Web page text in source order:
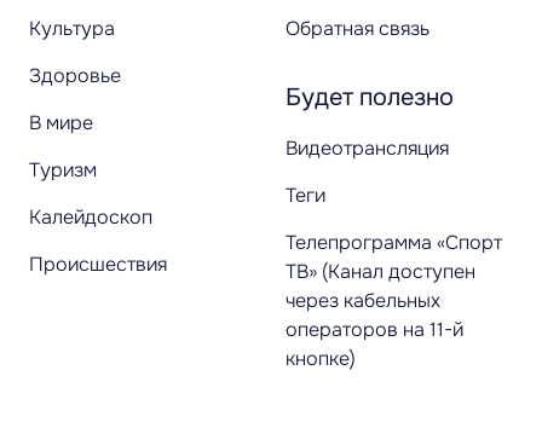
Культура
Здоровье
В мире
Туризм
Калейдоскоп
Происшествия
Обратная связь
Будет полезно
Видеотрансляция
Теги
Телепрограмма «Спорт
ТВ» (Канал доступен
через кабельных
операторов на 11-й
кнопке)